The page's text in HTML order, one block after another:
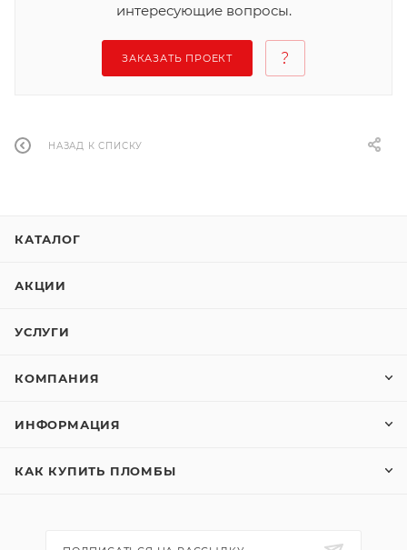
интересующие вопросы.
ЗАКАЗАТЬ ПРОЕКТ
НАЗАД К СПИСКУ
КАТАЛОГ
АКЦИИ
УСЛУГИ
КОМПАНИЯ
ИНФОРМАЦИЯ
КАК КУПИТЬ ПЛОМБЫ